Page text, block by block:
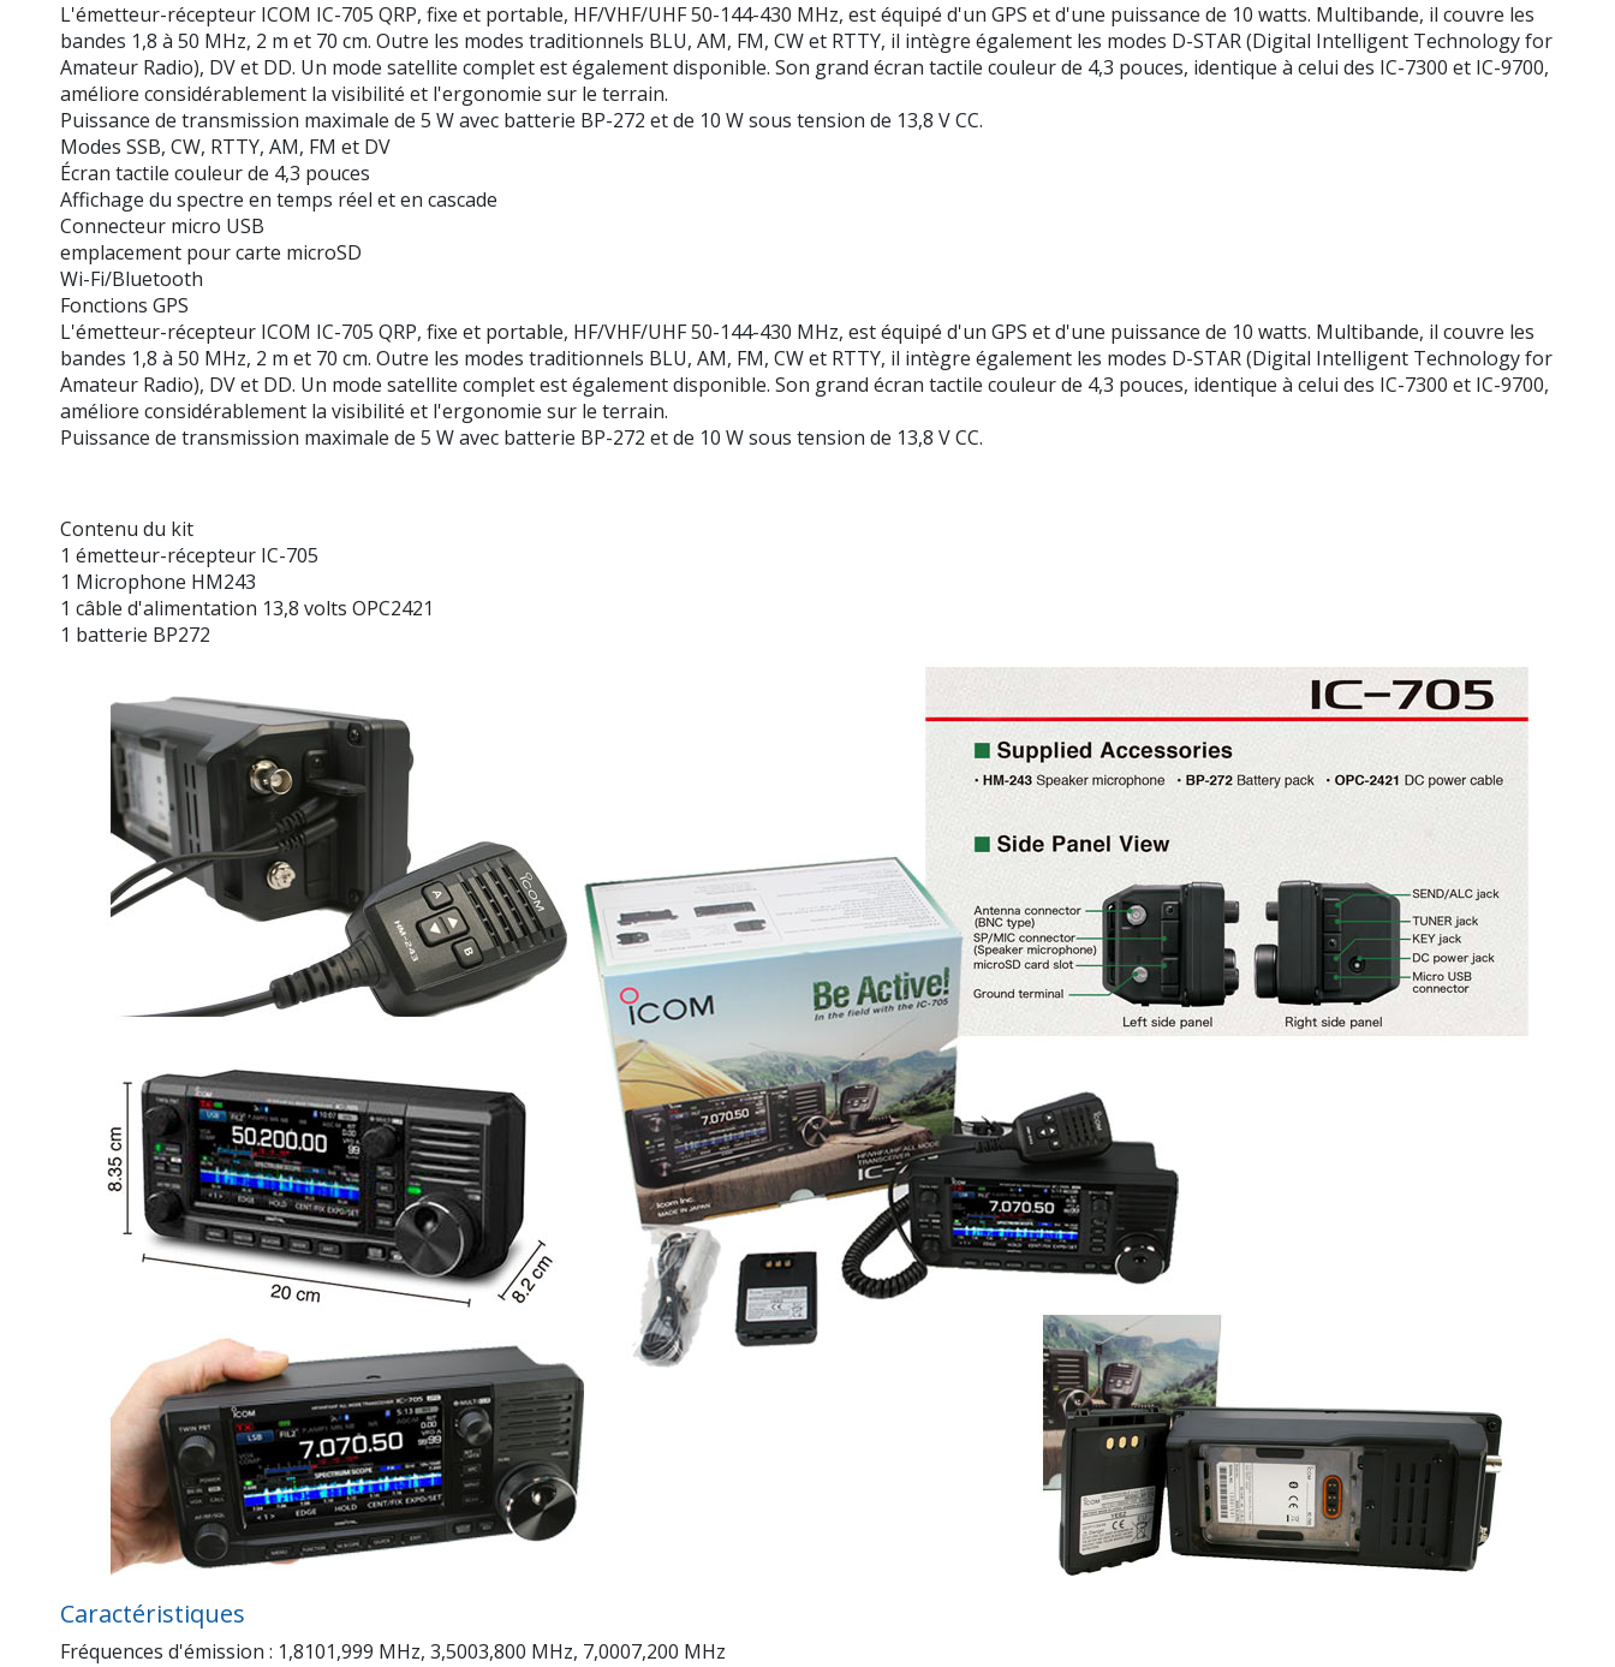
L'émetteur-récepteur ICOM IC-705 QRP, fixe et portable, HF/VHF/UHF 50-144-430 MHz, est équipé d'un GPS et d'une puissance de 10 watts. Multibande, il couvre les
bandes 1,8 à 50 MHz, 2 m et 70 cm. Outre les modes traditionnels BLU, AM, FM, CW et RTTY, il intègre également les modes D-STAR (Digital Intelligent Technology for
Amateur Radio), DV et DD. Un mode satellite complet est également disponible. Son grand écran tactile couleur de 4,3 pouces, identique à celui des IC-7300 et IC-9700,
améliore considérablement la visibilité et l'ergonomie sur le terrain.
Puissance de transmission maximale de 5 W avec batterie BP-272 et de 10 W sous tension de 13,8 V CC.
Modes SSB, CW, RTTY, AM, FM et DV
Écran tactile couleur de 4,3 pouces
Affichage du spectre en temps réel et en cascade
Connecteur micro USB
emplacement pour carte microSD
Wi-Fi/Bluetooth
Fonctions GPS
L'émetteur-récepteur ICOM IC-705 QRP, fixe et portable, HF/VHF/UHF 50-144-430 MHz, est équipé d'un GPS et d'une puissance de 10 watts. Multibande, il couvre les
bandes 1,8 à 50 MHz, 2 m et 70 cm. Outre les modes traditionnels BLU, AM, FM, CW et RTTY, il intègre également les modes D-STAR (Digital Intelligent Technology for
Amateur Radio), DV et DD. Un mode satellite complet est également disponible. Son grand écran tactile couleur de 4,3 pouces, identique à celui des IC-7300 et IC-9700,
améliore considérablement la visibilité et l'ergonomie sur le terrain.
Puissance de transmission maximale de 5 W avec batterie BP-272 et de 10 W sous tension de 13,8 V CC.
Contenu du kit
1 émetteur-récepteur IC-705
1 Microphone HM243
1 câble d'alimentation 13,8 volts OPC2421
1 batterie BP272
Caractéristiques
Fréquences d'émission : 1,8101,999 MHz, 3,5003,800 MHz, 7,0007,200 MHz